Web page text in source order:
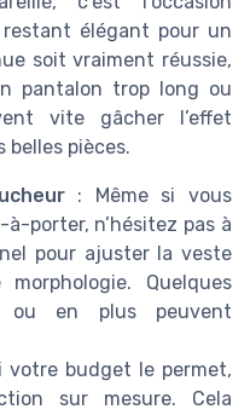
élégant pour un
soit vraiment réussie,
pantalon trop long ou
vite gâcher l’effet
belles pièces.
: Même si vous
porter, n’hésitez pas à
pour ajuster la veste
Quelques
ou en plus peuvent
votre budget le permet,
sur mesure. Cela